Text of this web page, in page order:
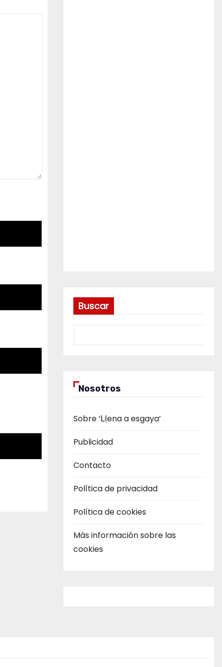
Buscar
Nosotros
Sobre ‘Ḷḷena a esgaya’
Publicidad
Contacto
Política de privacidad
Política de cookies
Más información sobre las
cookies